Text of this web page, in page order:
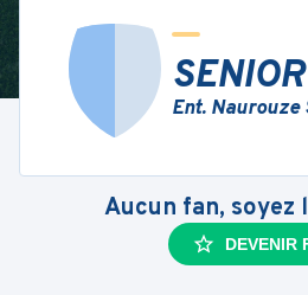
Ent. Naurouze
Aucun fan, soyez
DEVENIR